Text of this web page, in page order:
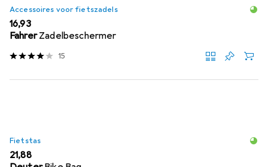
Accessoires voor fietszadels
EUR
16,93
Fahrer Zadelbeschermer
15
Fietstas
EUR
21,88